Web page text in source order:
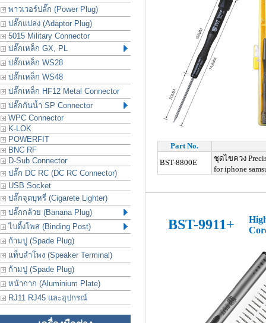
พาวเวอร์ปลั๊ก (Power Plug)
ปลั๊กแปลง (Adaptor Plug)
5015 Military Connector
ปลั๊กเหล็ก GX, PL
ปลั๊กเหล็ก WS28
ปลั๊กเหล็ก WS48
ปลั๊กเหล็ก HF12 Metal Connector
ปลั๊กกันน้ำ SP Connector
WPC Connector
K-LOK
POWERFIT
BNC RF
D-Sub Connector
ปลั๊ก DC RC (DC RC Connector)
USB Socket
ปลั๊กจุดบุหรี่ (Cigarete Lighter)
ปลั๊กกล้วย (Banana Plug)
ไบดิ้งโพส (Binding Post)
ก้ามปู (Spade Plug)
แท็บลำโพง (Speaker Terminal)
ก้ามปู (Spade Plug)
หน้ากาก (Aluminium Plate)
RJ11 RJ45 และอุปกรณ์
Part No.
BST-8800E
ชุดไขควง
for iphone
BST-9911+